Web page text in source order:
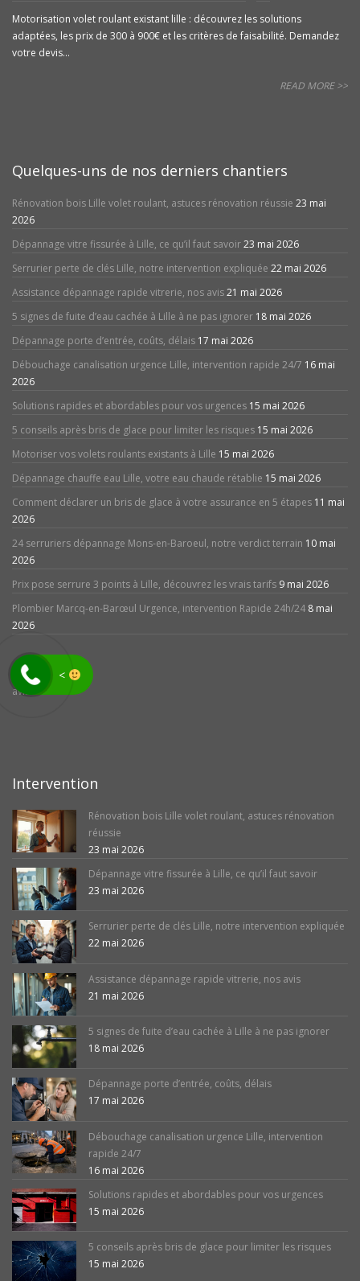
Motorisation volet roulant existant lille : découvrez les solutions
adaptées, les prix de 300 à 900€ et les critères de faisabilité. Demandez
votre devis...
READ MORE >>
Quelques-uns de nos derniers chantiers
Rénovation bois Lille volet roulant, astuces rénovation réussie 23 mai
2026
Dépannage vitre fissurée à Lille, ce qu’il faut savoir23 mai 2026
Serrurier perte de clés Lille, notre intervention expliquée 22 mai 2026
Assistance dépannage rapide vitrerie, nos avis21 mai 2026
5 signes de fuite d’eau cachée à Lille à ne pas ignorer 18 mai 2026
Dépannage porte d’entrée, coûts, délais 17 mai 2026
Débouchage canalisation urgence Lille, intervention rapide 24/7 16 mai
2026
Solutions rapides et abordables pour vos urgences 15 mai 2026
5 conseils après bris de glace pour limiter les risques 15 mai 2026
Motoriser vos volets roulants existants à Lille 15 mai 2026
Dépannage chauffe eau Lille, votre eau chaude rétablie 15 mai 2026
Comment déclarer un bris de glace à votre assurance en 5 étapes 11 mai
2026
24 serruriers dépannage Mons-en-Baroeul, notre verdict terrain 10 mai
2026
Prix pose serrure 3 points à Lille, découvrez les vrais tarifs 9 mai 2026
Plombier Marcq-en-Barœul Urgence, intervention Rapide 24h/24 8 mai
2026
avis
Intervention
Rénovation bois Lille volet roulant, astuces rénovation
réussie
23 mai 2026
Dépannage vitre fissurée à Lille, ce qu’il faut savoir
23 mai 2026
Serrurier perte de clés Lille, notre intervention expliquée
22 mai 2026
Assistance dépannage rapide vitrerie, nos avis
21 mai 2026
5 signes de fuite d’eau cachée à Lille à ne pas ignorer
18 mai 2026
Dépannage porte d’entrée, coûts, délais
17 mai 2026
Débouchage canalisation urgence Lille, intervention
rapide 24/7
16 mai 2026
Solutions rapides et abordables pour vos urgences
15 mai 2026
5 conseils après bris de glace pour limiter les risques
15 mai 2026
<